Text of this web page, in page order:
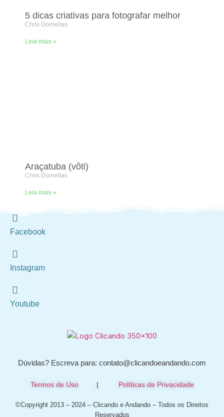
5 dicas criativas para fotografar melhor
Chris Dornellas
Leia mais »
Araçatuba (vôti)
Chris Dornellas
Leia mais »
Facebook
Instagram
Youtube
Dúvidas? Escreva para: contato@clicandoeandando.com
Termos de Uso| Políticas de Privacidade
©Copyright 2013 – 2024 – Clicando e Andando – Todos os Direitos
Reservados